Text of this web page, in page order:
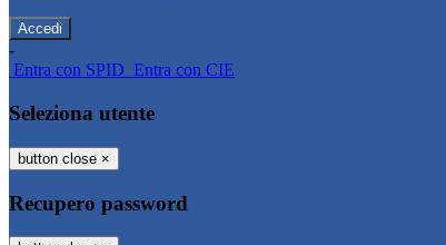
-
Entra con SPID Entra con CIE
Seleziona utente
button close ×
Recupero password